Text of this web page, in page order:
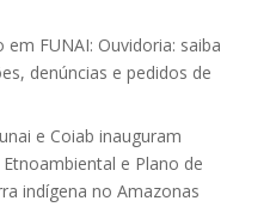
em FUNAI: Ouvidoria: saiba
denúncias e pedidos de
e Coiab inauguram
e Plano de
indígena no Amazonas